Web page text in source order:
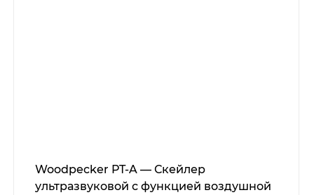
Woodpecker PT-A — Скейлер
ультразвуковой с функцией воздушной